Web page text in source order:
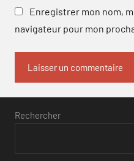
Enregistrer mon nom,
navigateur pour mon
Rechercher